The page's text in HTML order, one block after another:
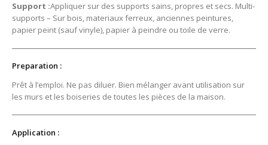
Support :Appliquer sur des supports sains, propres et secs. Multi-
supports – Sur bois, materiaux ferreux, anciennes peintures,
papier peint (sauf vinyle), papier à peindre ou toile de verre.
Preparation :
Prêt à l’emploi. Ne pas diluer. Bien mélanger avant utilisation sur
les murs et les boiseries de toutes les pièces de la maison.
Application :